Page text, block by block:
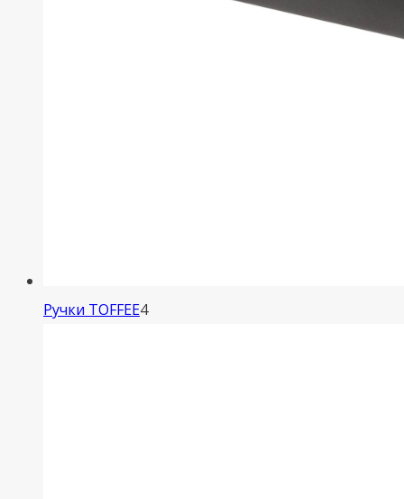
Ручки TOFFEE44